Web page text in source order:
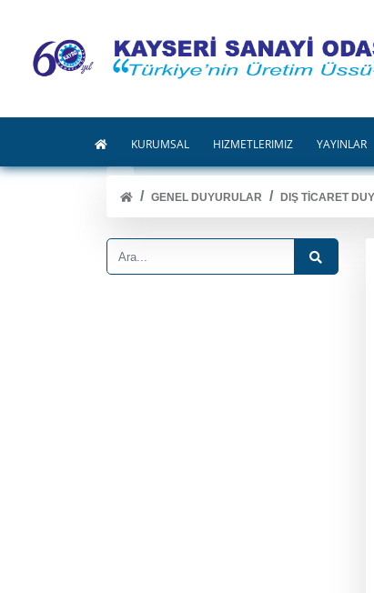
KURUMSAL HİZMETLERİMİZ YAYINLAR
GENEL DUYURULAR DIŞ TİCARET